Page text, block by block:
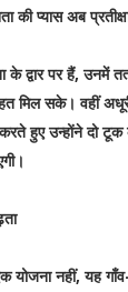
प्यास अब
के द्वार पर हैं,
मिल सके। वहीं
हुए उन्होंने दो टूक
योजना नहीं, यह